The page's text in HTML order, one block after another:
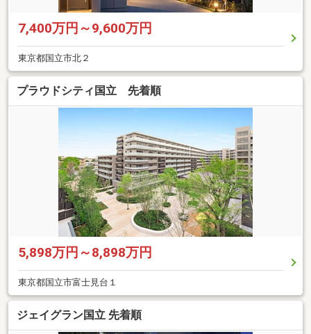
7,400万円～9,600万円
東京都国立市北２
プラウドシティ国立 先着順
5,898万円～8,898万円
東京都国立市富士見台１
ジェイグラン国立 先着順